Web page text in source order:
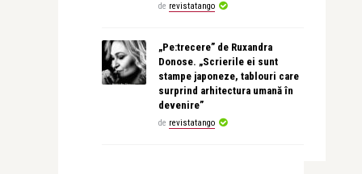
de revistatango
„Pe:trecere” de Ruxandra
Donose. „Scrierile ei sunt
stampe japoneze, tablouri care
surprind arhitectura umană în
devenire”
de revistatango